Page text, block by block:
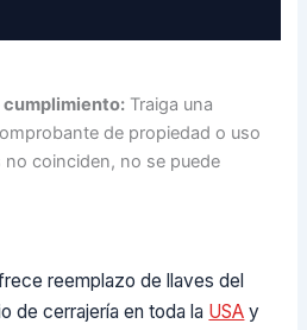
cumplimiento: Traiga una
de propiedad o uso
coinciden, no se puede
reemplazo de llaves del
de cerrajería en toda la USA y